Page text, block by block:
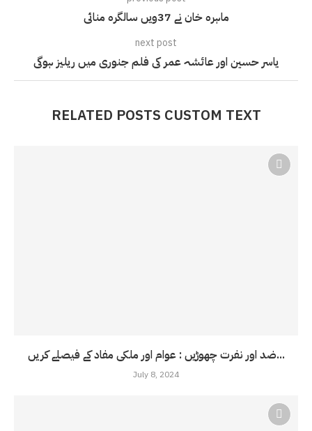
ماہرہ خان نے 37ویں سالگرہ منائی
next post
یاسر حسین اور عائشہ عمر کی فلم جنوری میں ریلیز ہوگی
RELATED POSTS CUSTOM TEXT
ضد اور نفرت چھوڑیں : عوام اور ملکی مفاد کے فیصلے کریں...
July 8, 2024